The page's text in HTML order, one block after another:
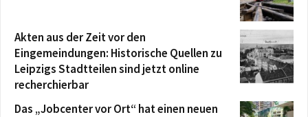
Akten aus der Zeit vor den
Eingemeindungen: Historische Quellen zu
Leipzigs Stadtteilen sind jetzt online
recherchierbar
Das „Jobcenter vor Ort“ hat einen neuen